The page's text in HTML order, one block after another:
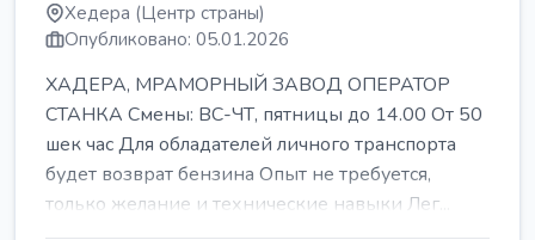
Хедера (Центр страны)
Опубликовано: 05.01.2026
ХАДЕРА, МРАМОРНЫЙ ЗАВОД ОПЕРАТОР
СТАНКА Смены: ВС-ЧТ, пятницы до 14.00 От 50
шек час Для обладателей личного транспорта
будет возврат бензина Опыт не требуется,
только желание и технические навыки Лег...